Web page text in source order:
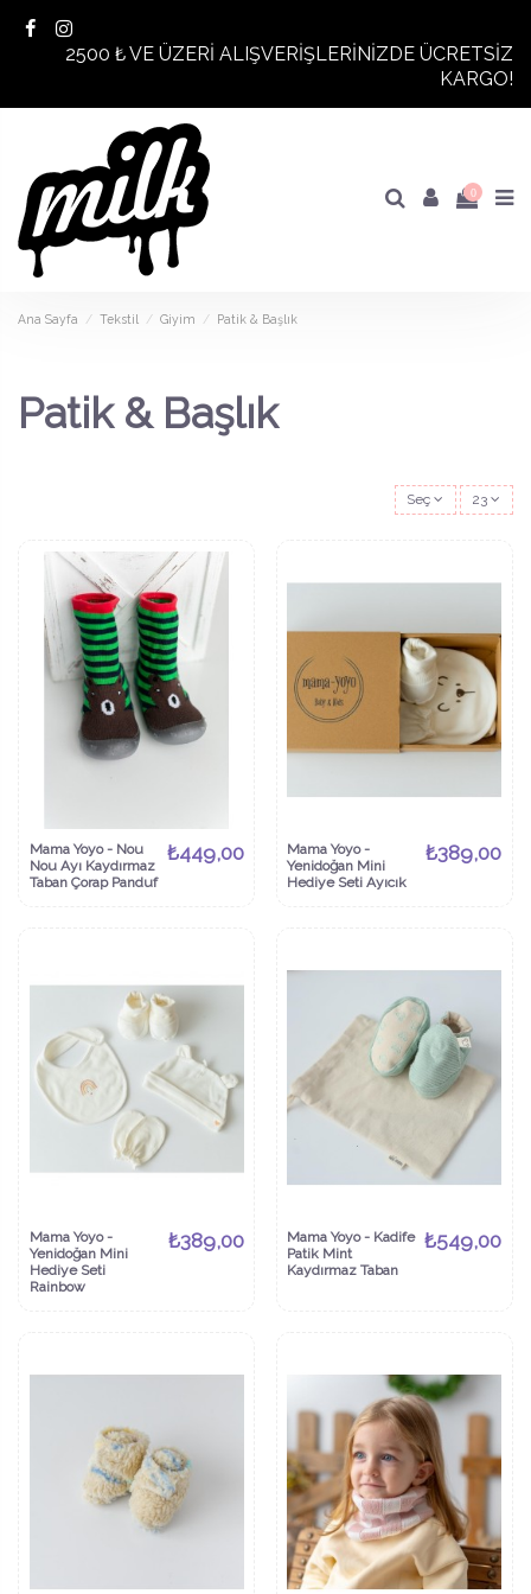
2500 ₺ VE ÜZERİ ALIŞVERİŞLERİNİZDE ÜCRETSİZ
KARGO!
0
Ana Sayfa Tekstil Giyim Patik & Başlık
Patik & Başlık
Seç 23
Mama Yoyo - Nou
Nou Ayı Kaydırmaz
Taban Çorap Panduf
₺449,00
Mama Yoyo -
Yenidoğan Mini
Hediye Seti Ayıcık
₺389,00
Mama Yoyo -
Yenidoğan Mini
Hediye Seti
Rainbow
₺389,00
Mama Yoyo - Kadife
Patik Mint
Kaydırmaz Taban
₺549,00